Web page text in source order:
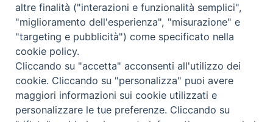
CONTATTI:
LUCERA: Piazza Duomo, 13 - 71036 Lucera (FG) − tel.
Vescovo: tel/fax 0881/522244 - e-mail:
vescovo@diocesiluceratroia.it
: Piazza Episcopio - 71029 Troia (FG) − tel. 0881/977051
altre finalità ("interazioni e funzionalità semplici",
"miglioramento dell'esperienza", "misurazione" e
"targeting e pubblicità") come specificato nella
cookie policy.
Cliccando su "accetta" acconsenti all'utilizzo dei
cookie. Cliccando su "personalizza" puoi avere
maggiori informazioni sui cookie utilizzati e
personalizzare le tue preferenze. Cliccando su